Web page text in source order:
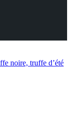
noire, truffe d’été